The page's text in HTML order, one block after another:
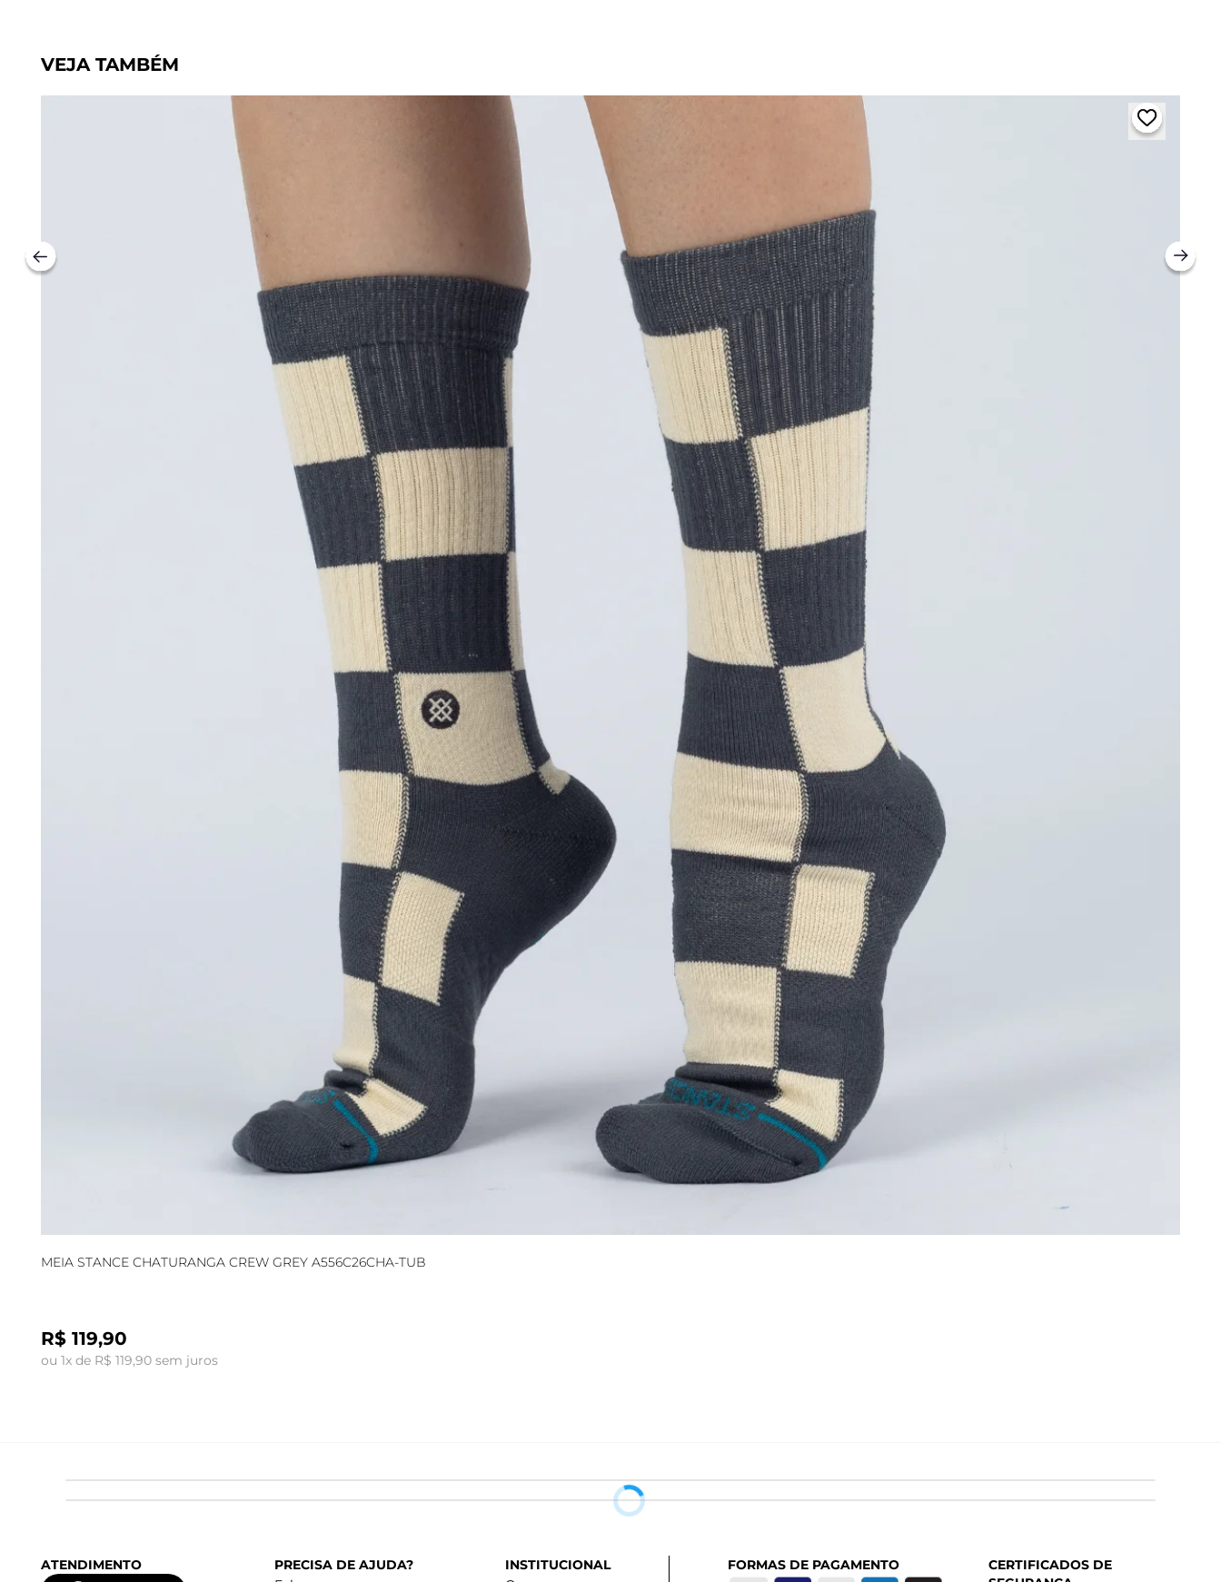
VEJA TAMBÉM
MEIA STANCE CHATURANGA CREW GREY A556C26CHA-TUB
R$ 119,90
ou 1x de R$ 119,90 sem juros
ATENDIMENTO
PRECISA DE AJUDA?
INSTITUCIONAL
FORMAS DE PAGAMENTO
CERTIFICADOS DE